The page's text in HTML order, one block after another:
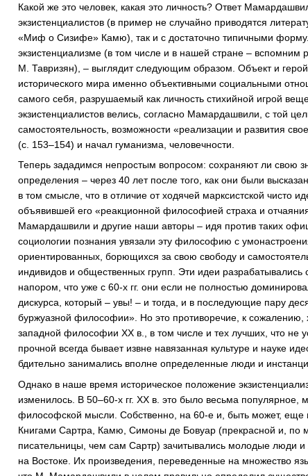
Какой же это человек, какая это личность? Ответ
экзистенциалистов (в пример не случайно приводятся
«Миф о Сизифе» Камю), так и с достаточно типичными
экзистенциализме (в том числе и в нашей стране –
М. Тавризян), – выглядит следующим образом. Объект и
исторического мира именно объективными социальными
самого себя, разрушаемый как личность стихийной игрой
экзистенциалистов велись, согласно Мамардашвили, с той
самостоятельность, возможности «реализации и развития
(с. 153–154) и начал гуманизма, человечности.
Теперь зададимся непростым вопросом: сохраняют ли свою
определения – через 40 лет после того, как они были
в том смысле, что в отличие от ходячей марксистской чисто
объявившей его «реакционной философией страха и
Мамардашвили и другие наши авторы – идя против таких
социологии познания увязали эту философию с
ориентированных, борющихся за свою свободу и
индивидов и общественных групп. Эти идеи разрабатывались
напором, что уже с 60-х гг. они если не полностью
дискурса, который – увы! – и тогда, и в последующие пару
буржуазной философии». Но это противоречие, к сожалению,
западной философии XX в., в том числе и тех лучших, что не
прочной всегда бывает извне навязанная культуре и науке
бдительно занимались вполне определенные люди и
Однако в наше время историческое положение
изменилось. В 50–60-х гг. XX в. это было весьма популярное,
философской мысли. Собственно, на 60-е и, быть может, еще и
Книгами Сартра, Камю, Симоны де Бовуар (прекрасной и, по
писательницы, чем сам Сартр) зачитывались молодые люди и
на Востоке. Их произведения, переведенные на множество